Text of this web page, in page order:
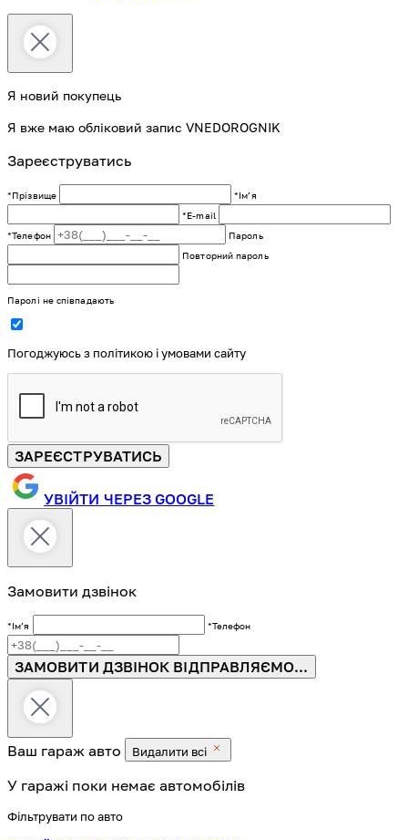
Я новий покупець
Я вже маю обліковий запис VNEDOROGNIK
Зареєструватись
*Прізвище
*Імʼя
*E-mail
*Телефон
Пароль
Повторний пароль
Паролі не співпадають
Погоджуюсь з політикою і умовами сайту
ЗАРЕЄСТРУВАТИСЬ
УВІЙТИ ЧЕРЕЗ GOOGLE
Замовити дзвінок
*Імʼя *Телефон
ЗАМОВИТИ ДЗВІНОК ВІДПРАВЛЯЄМО...
Ваш гараж авто Видалити всі
У гаражі поки немає автомобілів
Фільтрувати по авто